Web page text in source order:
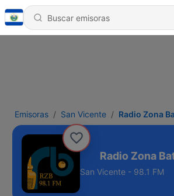
Emisoras San Vicente Radio Zona
FM
San Vicente - 98.1 FM